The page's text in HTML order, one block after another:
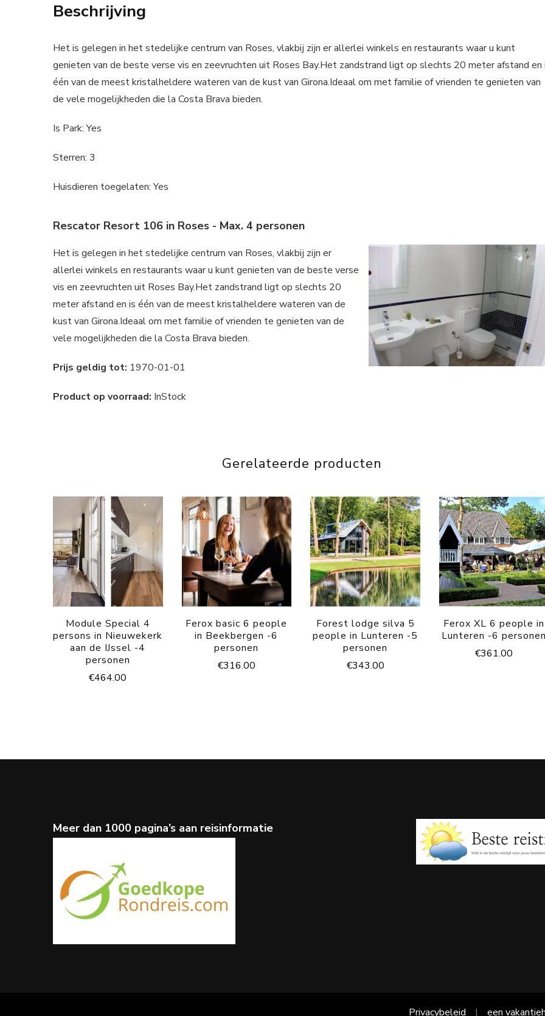
Beschrijving
Het is gelegen in het stedelijke centrum van Roses, vlakbij zijn er allerlei winkels en restaurants waar u kunt
genieten van de beste verse vis en zeevruchten uit Roses Bay.Het zandstrand ligt op slechts 20 meter afstand en
één van de meest kristalheldere wateren van de kust van Girona.Ideaal om met familie of vrienden te genieten van
de vele mogelijkheden die la Costa Brava bieden.
Is Park: Yes
Sterren: 3
Huisdieren toegelaten: Yes
Rescator Resort 106 in Roses - Max. 4 personen
Het is gelegen in het stedelijke centrum van Roses, vlakbij zijn er
allerlei winkels en restaurants waar u kunt genieten van de beste verse
vis en zeevruchten uit Roses Bay.Het zandstrand ligt op slechts 20
meter afstand en is één van de meest kristalheldere wateren van de
kust van Girona.Ideaal om met familie of vrienden te genieten van de
vele mogelijkheden die la Costa Brava bieden.
Prijs geldig tot: 1970-01-01
Product op voorraad: InStock
Gerelateerde producten
Module Special 4
persons in Nieuwekerk
aan de IJssel -4
personen
€464.00
Ferox basic 6 people
in Beekbergen -6
personen
€316.00
Forest lodge silva 5
people in Lunteren -5
personen
€343.00
Ferox XL 6 people in
Lunteren -6
€361.00
Meer dan 1000 pagina’s aan reisinformatie
Privacybeleid een